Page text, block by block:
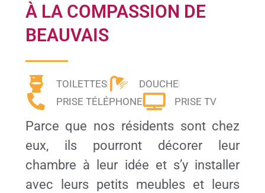
À LA COMPASSION DE
BEAUVAIS
TOILETTES
DOUCHE
PRISE TÉLÉPHONE
PRISE TV
Parce que nos résidents sont chez
eux, ils pourront décorer leur
chambre à leur idée et s’y installer
avec leurs petits meubles et leurs